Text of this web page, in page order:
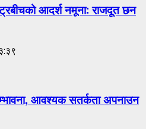
आदर्श नमूना: राजदूत छन
आवश्यक सतर्कता अपनाउन